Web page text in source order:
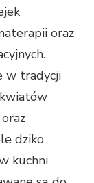
oraz
w tradycji
dziko
kuchni